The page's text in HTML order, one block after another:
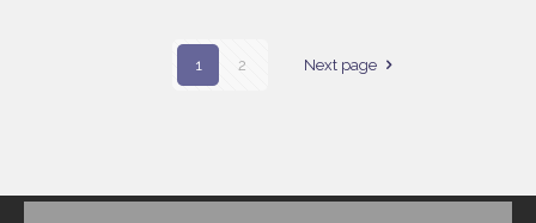
1 2 Next page